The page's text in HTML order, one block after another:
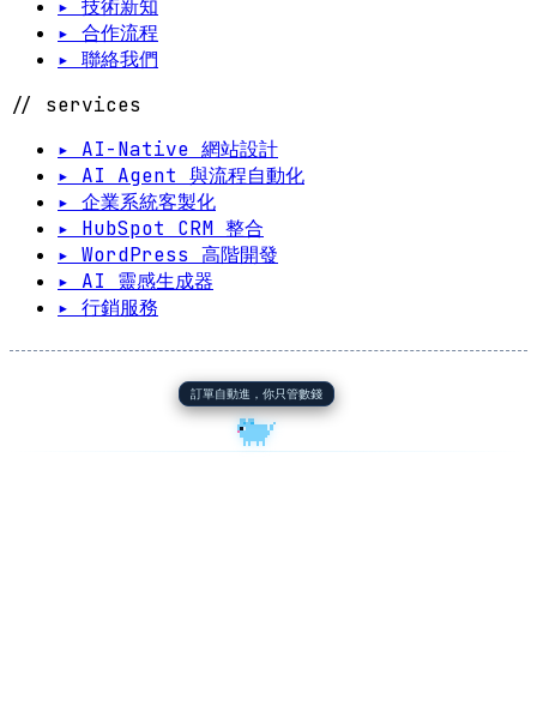
▸ 技術新知
▸ 合作流程
▸ 聯絡我們
// services
▸ AI-Native 網站設計
▸ AI Agent 與流程自動化
▸ 企業系統客製化
▸ HubSpot CRM 整合
▸ WordPress 高階開發
▸ AI 靈感生成器
▸ 行銷服務
訂單自動進，你只管數錢